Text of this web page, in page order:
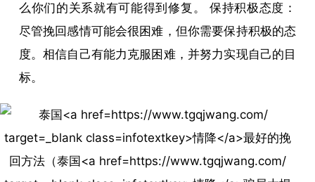
么你们的关系就有可能得到修复。 保持积极态度：
尽管挽回感情可能会很困难，但你需要保持积极的态
度。相信自己有能力克服困难，并努力实现自己的目
标。